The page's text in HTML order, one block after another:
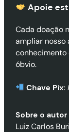
Apoie
Cada doação
ampliar nosso
conhecimento
óbvio.
Chave Pix:
Sobre o autor
Luiz Carlos